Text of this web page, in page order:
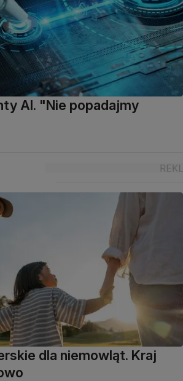
AI. "Nie popadajmy
dla niemowląt. Kraj